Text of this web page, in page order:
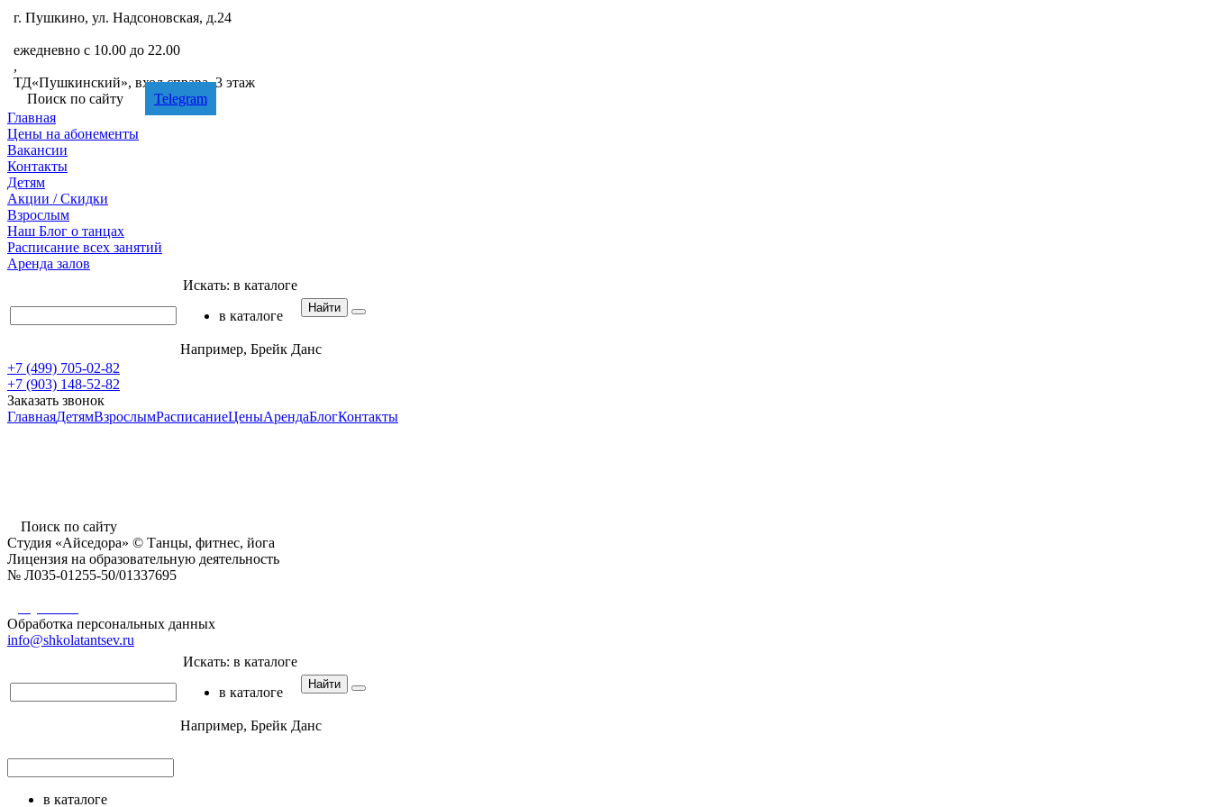
г. Пушкино, ул. Надсоновская, д.24
ежедневно с 10.00 до 22.00
,
ТД«Пушкинский», вход справа, 3 этаж
Поиск по сайту
Telegram
Главная
Цены на абонементы
Вакансии
Контакты
Детям
Акции / Скидки
Взрослым
Наш Блог о танцах
Расписание всех занятий
Аренда залов
Искать: в каталоге
в каталоге
Найти
Например, Брейк Данс
+7 (499) 705-02-82
+7 (903) 148-52-82
Заказать звонок
ГлавнаяДетямВзрослымРасписаниеЦеныАрендаБлогКонтакты
Поиск по сайту
Студия «Айседора» © Танцы, фитнес, йога
Лицензия на образовательную деятельность
№ Л035-01255-50/01337695
Обработка персональных данных
info@shkolatantsev.ru
Искать: в каталоге
в каталоге
Найти
Например, Брейк Данс
в каталоге